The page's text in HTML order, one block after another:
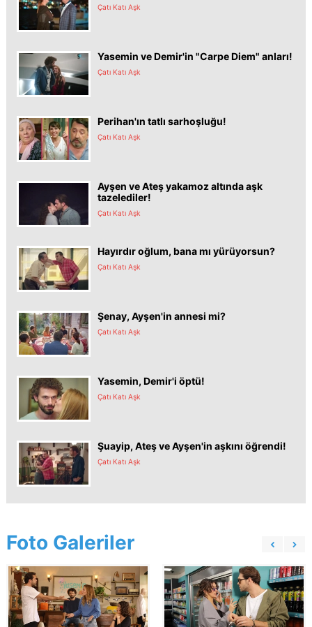
Çatı Katı Aşk
Yasemin ve Demir'in "Carpe Diem" anları!
Çatı Katı Aşk
Perihan'ın tatlı sarhoşluğu!
Çatı Katı Aşk
Ayşen ve Ateş yakamoz altında aşk
tazelediler!
Çatı Katı Aşk
Hayırdır oğlum, bana mı yürüyorsun?
Çatı Katı Aşk
Şenay, Ayşen'in annesi mi?
Çatı Katı Aşk
Yasemin, Demir'i öptü!
Çatı Katı Aşk
Şuayip, Ateş ve Ayşen'in aşkını öğrendi!
Çatı Katı Aşk
Foto Galeriler